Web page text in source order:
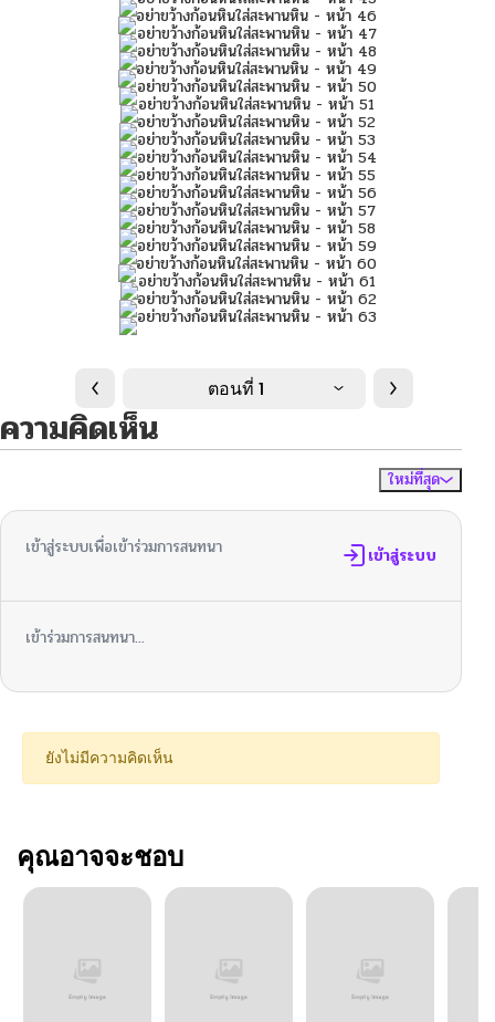
ตอนที่ 1
ความคิดเห็น
ใหม่ที่สุด
เข้าสู่ระบบเพื่อเข้าร่วมการสนทนา เข้าสู่ระบบ
เข้าร่วมการสนทนา...
ยังไม่มีความคิดเห็น
คุณอาจจะชอบ